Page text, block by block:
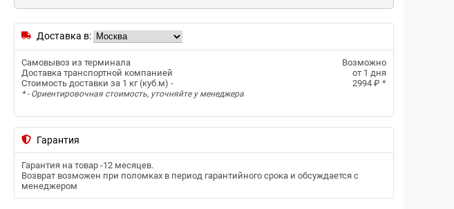
Доставка в:
Самовывоз из терминала
Возможно
Доставка транспортной компанией
от 1 дня
Стоимость доставки за 1 кг (куб.м) -
2994 ₽ *
* - Ориентировочная стоимость, уточняйте у менеджера
Гарантия
Гарантия на товар -12 месяцев.
Возврат возможен при поломках в период гарантийного срока и обсуждается с
менеджером